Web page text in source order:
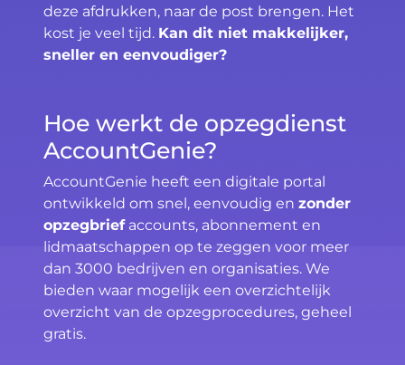
deze afdrukken, naar de post brengen. Het
kost je veel tijd. Kan dit niet makkelijker,
sneller en eenvoudiger?
Hoe werkt de opzegdienst
AccountGenie?
AccountGenie heeft een digitale portal
ontwikkeld om snel, eenvoudig en zonder
opzegbriefaccounts, abonnement en
lidmaatschappen op te zeggen voor meer
dan 3000 bedrijven en organisaties. We
bieden waar mogelijk een overzichtelijk
overzicht van de opzegprocedures, geheel
gratis.